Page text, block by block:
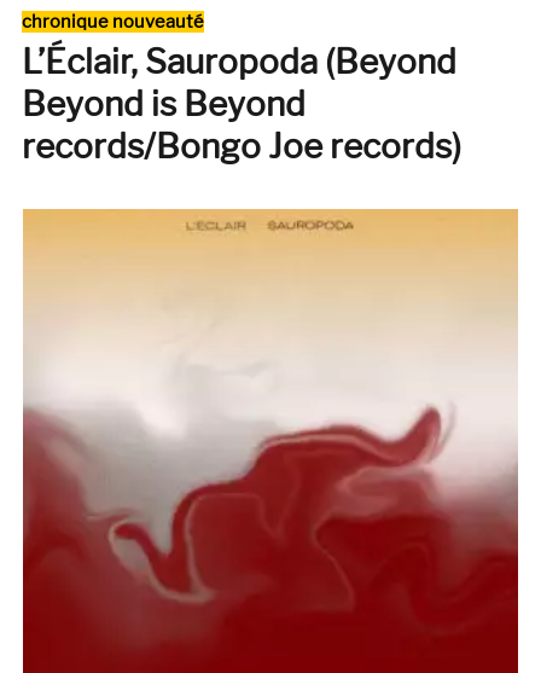
(Captured
Tracks)
Catégories
chronique nouveauté
L’Éclair, Sauropoda (Beyond
Beyond is Beyond
records/Bongo Joe records)